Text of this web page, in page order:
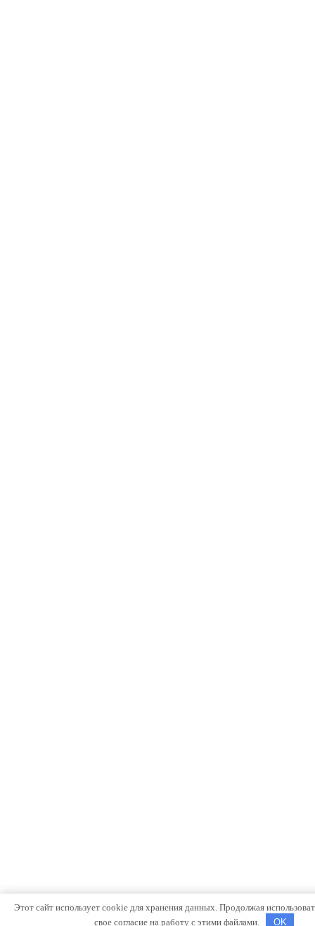
Этот сайт использует cookie для хранения данных. Продолжая
свое согласие на работу с этими файлами.
OK